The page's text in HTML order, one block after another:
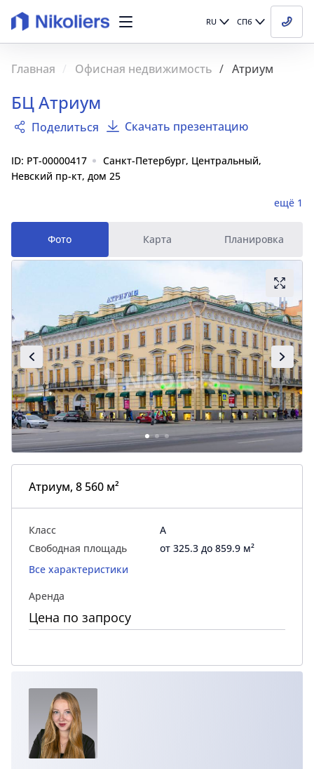
RU СПб
Главная Офисная недвижимость Атриум
БЦ Атриум
Поделиться Скачать презентацию
ID: PT-00000417
Санкт-Петербург, Центральный,
Невский пр-кт, дом 25
ещё 1
Фото Карта Планировка
Атриум, 8 560 м²
Класс
A
Свободная площадь
от 325.3 до 859.9 м²
Все характеристики
Аренда
Цена по запросу